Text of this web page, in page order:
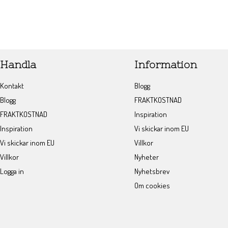
Handla
Kontakt
Blogg
FRAKTKOSTNAD
Inspiration
Vi skickar inom EU
Villkor
Logga in
Information
Blogg
FRAKTKOSTNAD
Inspiration
Vi skickar inom EU
Villkor
Nyheter
Nyhetsbrev
Om cookies